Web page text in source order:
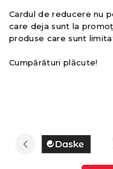
Cardul de reducere nu
care deja sunt la
produse care sunt
Cumpărături plăcute!